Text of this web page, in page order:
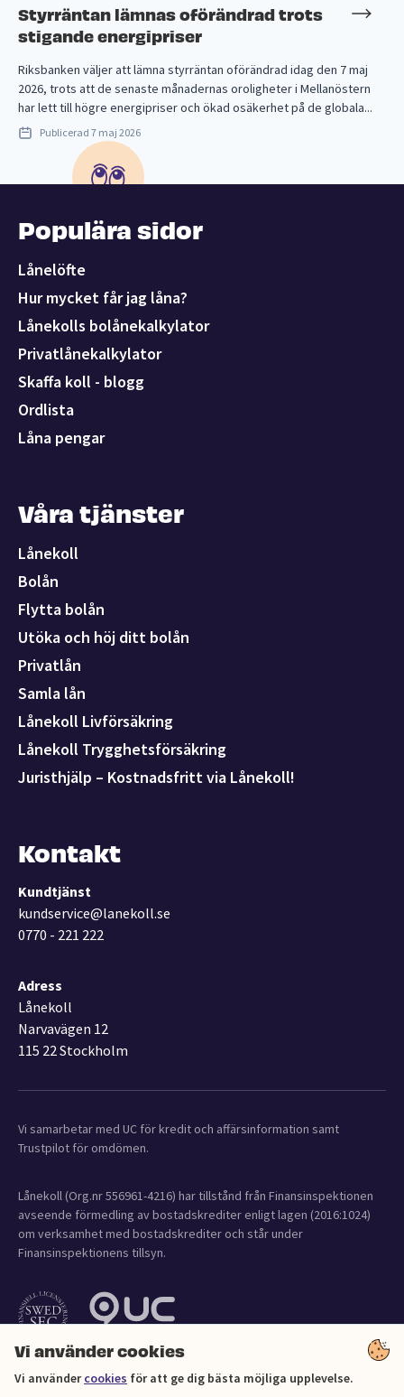
Vi använder cookies
Vi användercookies för att ge dig bästa möjliga upplevelse.
Styrräntan lämnas oförändrad trots
stigande energipriser
Riksbanken väljer att lämna styrräntan oförändrad idag den 7 maj
2026, trots att de senaste månadernas oroligheter i Mellanöstern
har lett till högre energipriser och ökad osäkerhet på de globala...
Publicerad 7 maj 2026
Populära sidor
Lånelöfte
Hur mycket får jag låna?
Lånekolls bolånekalkylator
Privatlånekalkylator
Skaffa koll - blogg
Ordlista
Låna pengar
Våra tjänster
Lånekoll
Bolån
Flytta bolån
Utöka och höj ditt bolån
Privatlån
Samla lån
Lånekoll Livförsäkring
Lånekoll Trygghetsförsäkring
Juristhjälp – Kostnadsfritt via Lånekoll!
Kontakt
Kundtjänst
kundservice@lanekoll.se
0770 - 221 222
Adress
Lånekoll
Narvavägen 12
115 22 Stockholm
Vi samarbetar med UC för kredit och affärsinformation samt
Trustpilot för omdömen.
Lånekoll (Org.nr 556961-4216) har tillstånd från Finansinspektionen
avseende förmedling av bostadskrediter enligt lagen (2016:1024)
om verksamhet med bostadskrediter och står under
Finansinspektionens tillsyn.